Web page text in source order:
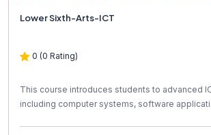
Lower Sixth-Arts-ICT
0 (0 Rating)
This course introduces students to advanced
including computer systems, software